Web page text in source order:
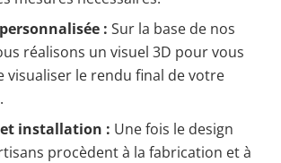
: Sur la base de nos
réalisons un visuel 3D pour vous
visualiser le rendu final de votre
installation : Une fois le design
procèdent à la fabrication et à